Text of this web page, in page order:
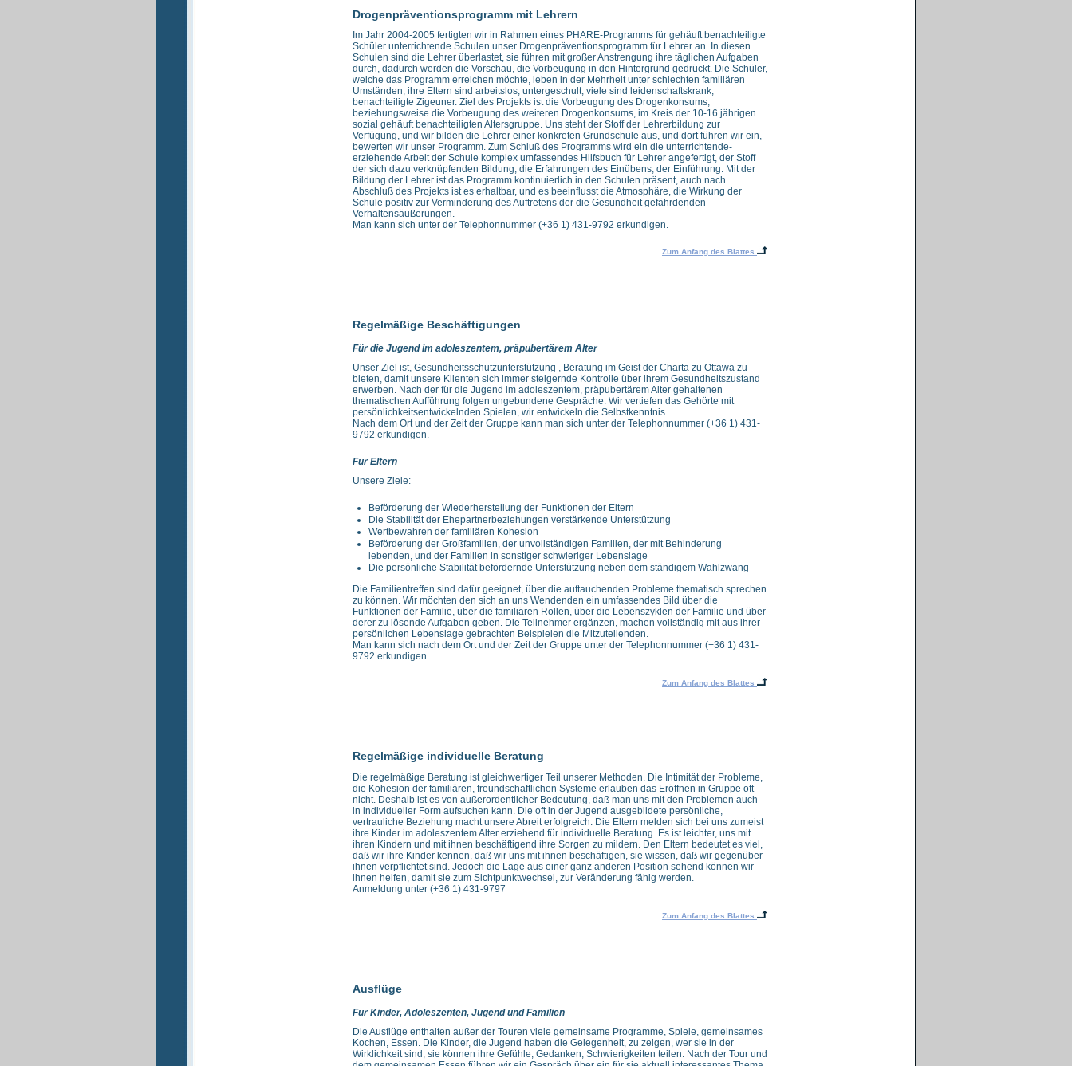
Drogenpräventionsprogramm mit Lehrern
Im Jahr 2004-2005 fertigten wir in Rahmen eines PHARE-Programms für gehäuft benachteiligte
Schüler unterrichtende Schulen unser Drogenpräventionsprogramm für Lehrer an. In diesen
Schulen sind die Lehrer überlastet, sie führen mit großer Anstrengung ihre täglichen Aufgaben
durch, dadurch werden die Vorschau, die Vorbeugung in den Hintergrund gedrückt. Die Schüler,
welche das Programm erreichen möchte, leben in der Mehrheit unter schlechten familiären
Umständen, ihre Eltern sind arbeitslos, untergeschult, viele sind leidenschaftskrank,
benachteiligte Zigeuner. Ziel des Projekts ist die Vorbeugung des Drogenkonsums,
beziehungsweise die Vorbeugung des weiteren Drogenkonsums, im Kreis der 10-16 jährigen
sozial gehäuft benachteiligten Altersgruppe. Uns steht der Stoff der Lehrerbildung zur
Verfügung, und wir bilden die Lehrer einer konkreten Grundschule aus, und dort führen wir ein,
bewerten wir unser Programm. Zum Schluß des Programms wird ein die unterrichtende-
erziehende Arbeit der Schule komplex umfassendes Hilfsbuch für Lehrer angefertigt, der Stoff
der sich dazu verknüpfenden Bildung, die Erfahrungen des Einübens, der Einführung. Mit der
Bildung der Lehrer ist das Programm kontinuierlich in den Schulen präsent, auch nach
Abschluß des Projekts ist es erhaltbar, und es beeinflusst die Atmosphäre, die Wirkung der
Schule positiv zur Verminderung des Auftretens der die Gesundheit gefährdenden
Verhaltensäußerungen.
Man kann sich unter der Telephonnummer (+36 1) 431-9792 erkundigen.
Zum Anfang des Blattes
Regelmäßige Beschäftigungen
Für die Jugend im adoleszentem, präpubertärem Alter
Unser Ziel ist, Gesundheitsschutzunterstützung , Beratung im Geist der Charta zu Ottawa zu
bieten, damit unsere Klienten sich immer steigernde Kontrolle über ihrem Gesundheitszustand
erwerben. Nach der für die Jugend im adoleszentem, präpubertärem Alter gehaltenen
thematischen Aufführung folgen ungebundene Gespräche. Wir vertiefen das Gehörte mit
persönlichkeitsentwickelnden Spielen, wir entwickeln die Selbstkenntnis.
Nach dem Ort und der Zeit der Gruppe kann man sich unter der Telephonnummer (+36 1) 431-
9792 erkundigen.
Für Eltern
Unsere Ziele:
Beförderung der Wiederherstellung der Funktionen der Eltern
Die Stabilität der Ehepartnerbeziehungen verstärkende Unterstützung
Wertbewahren der familiären Kohesion
Beförderung der Großfamilien, der unvollständigen Familien, der mit Behinderung
lebenden, und der Familien in sonstiger schwieriger Lebenslage
Die persönliche Stabilität befördernde Unterstützung neben dem ständigem Wahlzwang
Die Familientreffen sind dafür geeignet, über die auftauchenden Probleme thematisch sprechen
zu können. Wir möchten den sich an uns Wendenden ein umfassendes Bild über die
Funktionen der Familie, über die familiären Rollen, über die Lebenszyklen der Familie und über
derer zu lösende Aufgaben geben. Die Teilnehmer ergänzen, machen vollständig mit aus ihrer
persönlichen Lebenslage gebrachten Beispielen die Mitzuteilenden.
Man kann sich nach dem Ort und der Zeit der Gruppe unter der Telephonnummer (+36 1) 431-
9792 erkundigen.
Zum Anfang des Blattes
Regelmäßige individuelle Beratung
Die regelmäßige Beratung ist gleichwertiger Teil unserer Methoden. Die Intimität der Probleme,
die Kohesion der familiären, freundschaftlichen Systeme erlauben das Eröffnen in Gruppe oft
nicht. Deshalb ist es von außerordentlicher Bedeutung, daß man uns mit den Problemen auch
in individueller Form aufsuchen kann. Die oft in der Jugend ausgebildete persönliche,
vertrauliche Beziehung macht unsere Abreit erfolgreich. Die Eltern melden sich bei uns zumeist
ihre Kinder im adoleszentem Alter erziehend für individuelle Beratung. Es ist leichter, uns mit
ihren Kindern und mit ihnen beschäftigend ihre Sorgen zu mildern. Den Eltern bedeutet es viel,
daß wir ihre Kinder kennen, daß wir uns mit ihnen beschäftigen, sie wissen, daß wir gegenüber
ihnen verpflichtet sind. Jedoch die Lage aus einer ganz anderen Position sehend können wir
ihnen helfen, damit sie zum Sichtpunktwechsel, zur Veränderung fähig werden.
Anmeldung unter (+36 1) 431-9797
Zum Anfang des Blattes
Ausflüge
Für Kinder, Adoleszenten, Jugend und Familien
Die Ausflüge enthalten außer der Touren viele gemeinsame Programme, Spiele, gemeinsames
Kochen, Essen. Die Kinder, die Jugend haben die Gelegenheit, zu zeigen, wer sie in der
Wirklichkeit sind, sie können ihre Gefühle, Gedanken, Schwierigkeiten teilen. Nach der Tour und